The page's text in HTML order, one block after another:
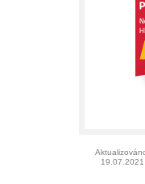
19.07.2021